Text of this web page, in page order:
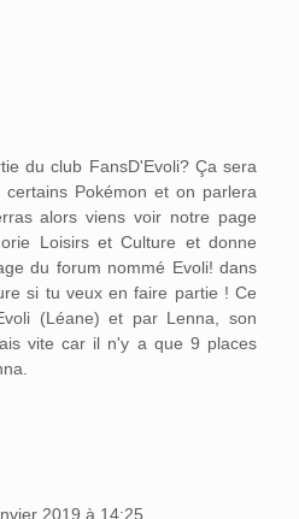
du club FansD'Evoli? Ça sera
Pokémon et on parlera
alors viens voir notre page
Loisirs et Culture et donne
du forum nommé Evoli! dans
si tu veux en faire partie ! Ce
(Léane) et par Lenna, son
vite car il n'y a que 9 places
2019 à 14:25